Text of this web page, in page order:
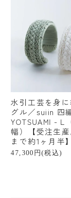
¥20,000〜
水引工芸を身
グル／suiin 四
YOTSUAMI - L
幅）【受注生
まで約1ヶ月半】
47,300円(税込)